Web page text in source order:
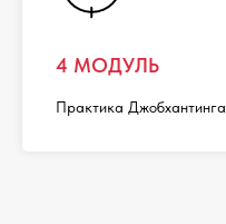
4 МОДУЛЬ
Практика Джобхантинга